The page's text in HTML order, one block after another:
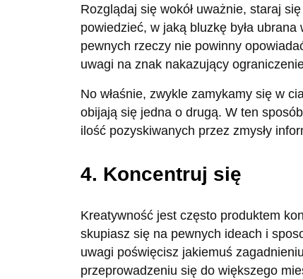
Rozglądaj się wokół uważnie, staraj
powiedzieć, w jaką bluzkę była
pewnych rzeczy nie powinny
uwagi na znak nakazujący
No właśnie, zwykle zamykamy się w
obijają się jedna o drugą. W ten
ilość pozyskiwanych przez zmysły
4. Koncentruj się
Kreatywność jest często produktem
skupiasz się na pewnych ideach i
uwagi poświęcisz jakiemuś
przeprowadzeniu się do większego